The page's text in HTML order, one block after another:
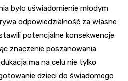
było uświadomienie młodym
odpowiedzialność za własne
potencjalne konsekwencje
znaczenie poszanowania
ma na celu nie tylko
dzieci do świadomego